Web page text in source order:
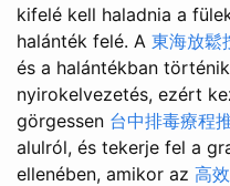
kifelé kell haladnia a
halánték felé. A 東海放鬆
és a halántékban
nyirokelvezetés, ezért
görgessen 台中排毒療程
alulról, és tekerje fel a
ellenében, amikor az 高